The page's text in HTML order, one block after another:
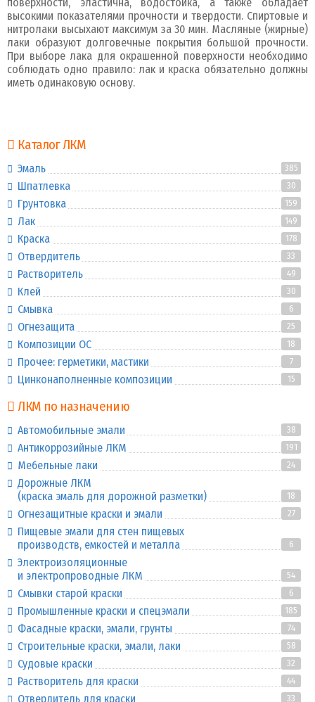
высокими показателями прочности и твердости. Спиртовые и
нитролаки высыхают максимум за 30 мин. Масляные (жирные)
лаки образуют долговечные покрытия большой прочности.
При выборе лака для окрашенной поверхности необходимо
соблюдать одно правило: лак и краска обязательно должны
иметь одинаковую основу.
Каталог ЛКМ
Эмаль 385
Шпатлевка 30
Грунтовка 159
Лак 149
Краска 178
Отвердитель 33
Растворитель 49
Клей 30
Смывка 6
Огнезащита 25
Композиции ОС 18
Прочее: герметики, мастики 7
Цинконаполненные композиции 15
ЛКМ по назначению
Автомобильные эмали 38
Антикоррозийные ЛКМ 191
Мебельные лаки 24
Дорожные ЛКМ
(краска эмаль для дорожной разметки)
18
Огнезащитные краски и эмали 27
Пищевые эмали для стен пищевых
производств, емкостей и металла
6
Электроизоляционные
и электропроводные ЛКМ
54
Смывки старой краски 6
Промышленные краски и спецэмали 185
Фасадные краски, эмали, грунты 74
Строительные краски, эмали, лаки 58
Судовые краски 32
Растворитель для краски 44
Отвердитель для краски 33